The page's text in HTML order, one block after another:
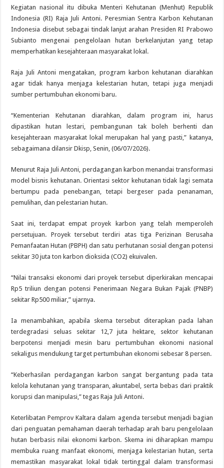
Kegiatan nasional itu dibuka Menteri Kehutanan (Menhut) Republik
Indonesia (RI) Raja Juli Antoni. Peresmian Sentra Karbon Kehutanan
Indonesia disebut sebagai tindak lanjut arahan Presiden RI Prabowo
Subianto mengenai pengelolaan hutan berkelanjutan yang tetap
memperhatikan kesejahteraan masyarakat lokal.
Raja Juli Antoni mengatakan, program karbon kehutanan diarahkan
agar tidak hanya menjaga kelestarian hutan, tetapi juga menjadi
sumber pertumbuhan ekonomi baru.
“Kementerian Kehutanan diarahkan, dalam program ini, harus
dipastikan hutan lestari, pembangunan tak boleh berhenti dan
kesejahteraan masyarakat lokal merupakan hal yang pasti,” katanya,
sebagaimana dilansir Dkisp, Senin, (06/07/2026).
Menurut Raja Juli Antoni, perdagangan karbon menandai transformasi
model bisnis kehutanan. Orientasi sektor kehutanan tidak lagi semata
bertumpu pada penebangan, tetapi bergeser pada penanaman,
pemulihan, dan pelestarian hutan.
Saat ini, terdapat empat proyek karbon yang telah memperoleh
persetujuan. Proyek tersebut terdiri atas tiga Perizinan Berusaha
Pemanfaatan Hutan (PBPH) dan satu perhutanan sosial dengan potensi
sekitar 30 juta ton karbon dioksida (CO2) ekuivalen.
“Nilai transaksi ekonomi dari proyek tersebut diperkirakan mencapai
Rp5 triliun dengan potensi Penerimaan Negara Bukan Pajak (PNBP)
sekitar Rp500 miliar,” ujarnya.
Ia menambahkan, apabila skema tersebut diterapkan pada lahan
terdegradasi seluas sekitar 12,7 juta hektare, sektor kehutanan
berpotensi menjadi mesin baru pertumbuhan ekonomi nasional
sekaligus mendukung target pertumbuhan ekonomi sebesar 8 persen.
“Keberhasilan perdagangan karbon sangat bergantung pada tata
kelola kehutanan yang transparan, akuntabel, serta bebas dari praktik
korupsi dan manipulasi,” tegas Raja Juli Antoni.
Keterlibatan Pemprov Kaltara dalam agenda tersebut menjadi bagian
dari penguatan pemahaman daerah terhadap arah baru pengelolaan
hutan berbasis nilai ekonomi karbon. Skema ini diharapkan mampu
membuka ruang manfaat ekonomi, menjaga kelestarian hutan, serta
memastikan masyarakat lokal tidak tertinggal dalam transformasi